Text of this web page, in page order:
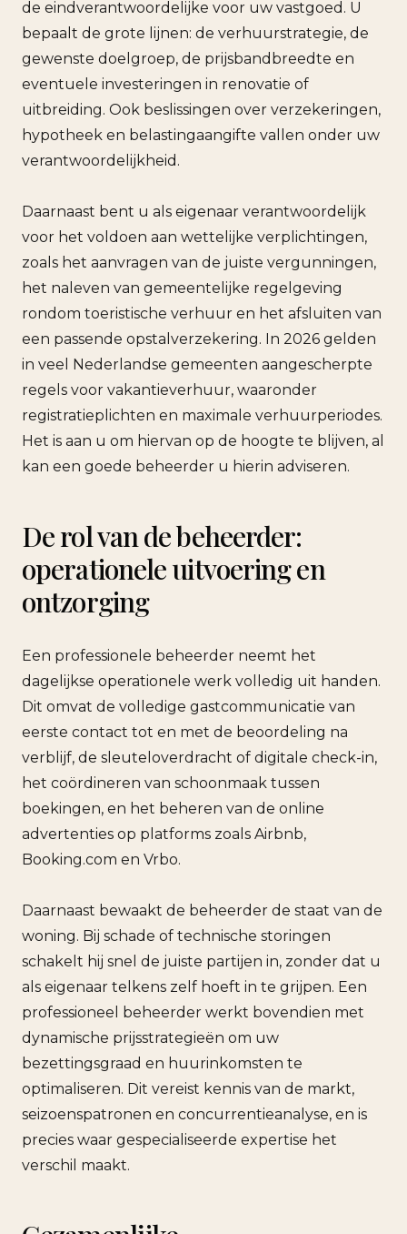
de eindverantwoordelijke voor uw vastgoed. U
bepaalt de grote lijnen: de verhuurstrategie, de
gewenste doelgroep, de prijsbandbreedte en
eventuele investeringen in renovatie of
uitbreiding. Ook beslissingen over verzekeringen,
hypotheek en belastingaangifte vallen onder uw
verantwoordelijkheid.
Daarnaast bent u als eigenaar verantwoordelijk
voor het voldoen aan wettelijke verplichtingen,
zoals het aanvragen van de juiste vergunningen,
het naleven van gemeentelijke regelgeving
rondom toeristische verhuur en het afsluiten van
een passende opstalverzekering. In 2026 gelden
in veel Nederlandse gemeenten aangescherpte
regels voor vakantieverhuur, waaronder
registratieplichten en maximale verhuurperiodes.
Het is aan u om hiervan op de hoogte te blijven, al
kan een goede beheerder u hierin adviseren.
De rol van de beheerder:
operationele uitvoering en
ontzorging
Een professionele beheerder neemt het
dagelijkse operationele werk volledig uit handen.
Dit omvat de volledige gastcommunicatie van
eerste contact tot en met de beoordeling na
verblijf, de sleuteloverdracht of digitale check-in,
het coördineren van schoonmaak tussen
boekingen, en het beheren van de online
advertenties op platforms zoals Airbnb,
Booking.com en Vrbo.
Daarnaast bewaakt de beheerder de staat van de
woning. Bij schade of technische storingen
schakelt hij snel de juiste partijen in, zonder dat u
als eigenaar telkens zelf hoeft in te grijpen. Een
professioneel beheerder werkt bovendien met
dynamische prijsstrategieën om uw
bezettingsgraad en huurinkomsten te
optimaliseren. Dit vereist kennis van de markt,
seizoenspatronen en concurrentieanalyse, en is
precies waar gespecialiseerde expertise het
verschil maakt.